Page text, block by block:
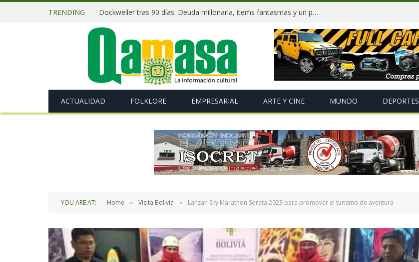
TRENDING Dockweiler tras 90 días: Deuda millonaria, ítems fantasmas y un plan para salvar La Paz
ACTUALIDAD FOLKLORE EMPRESARIAL ARTE Y CINE MUNDO DEPORTES
YOU ARE AT: Home » Visita Bolivia » Lanzan Sky Marathon Sorata 2023 para promover el turismo de aventura